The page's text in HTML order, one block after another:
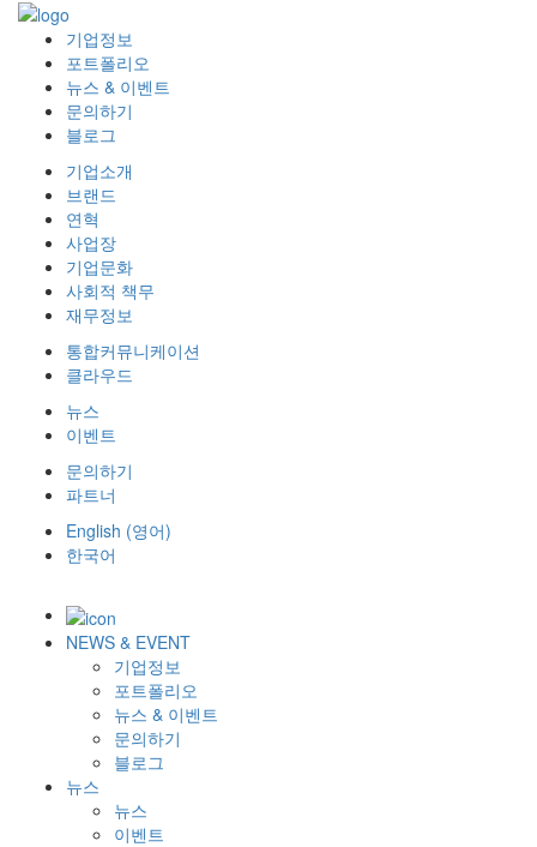
기업정보
포트폴리오
뉴스 & 이벤트
문의하기
블로그
기업소개
브랜드
연혁
사업장
기업문화
사회적 책무
재무정보
통합커뮤니케이션
클라우드
뉴스
이벤트
문의하기
파트너
English (영어)
한국어
NEWS & EVENT
기업정보
포트폴리오
뉴스 & 이벤트
문의하기
블로그
뉴스
뉴스
이벤트